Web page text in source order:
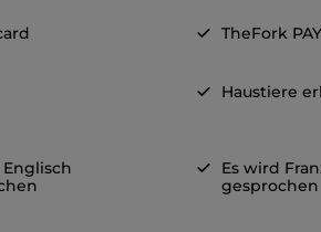
TheFork PAY
Haustiere
Es wird
gesprochen